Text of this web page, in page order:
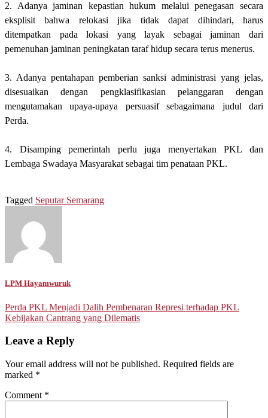
2. Adanya jaminan kepastian hukum melalui penegasan secara
eksplisit bahwa relokasi jika tidak dapat dihindari, harus
ditempatkan pada lokasi yang layak sebagai jaminan dari
pemenuhan jaminan peningkatan taraf hidup secara terus menerus.
3. Adanya pentahapan pemberian sanksi administrasi yang jelas,
disesuaikan dengan pengklasifikasian pelanggaran dengan
mengutamakan upaya-upaya persuasif sebagaimana judul dari
Perda.
4. Disamping pemerintah perlu juga menyertakan PKL dan
Lembaga Swadaya Masyarakat sebagai tim penataan PKL.
Tagged Seputar Semarang
LPM Hayamwuruk
Post
navigation
Perda PKL Menjadi Dalih Pembenaran Represi terhadap PKL
Kebijakan Cantrang yang Dilematis
Leave a Reply
Your email address will not be published. Required fields are
marked *
Comment *